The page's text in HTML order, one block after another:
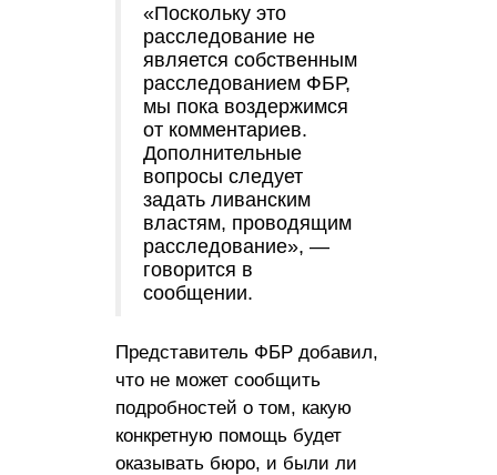
«Поскольку это
расследование не
является собственным
расследованием ФБР,
мы пока воздержимся
от комментариев.
Дополнительные
вопросы следует
задать ливанским
властям, проводящим
расследование», —
говорится в
сообщении.
Представитель ФБР добавил,
что не может сообщить
подробностей о том, какую
конкретную помощь будет
оказывать бюро, и были ли